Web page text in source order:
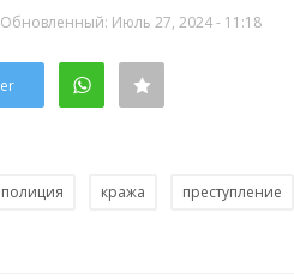
Обновленный: Июль 27, 2024 - 11:18
полиция кража преступление